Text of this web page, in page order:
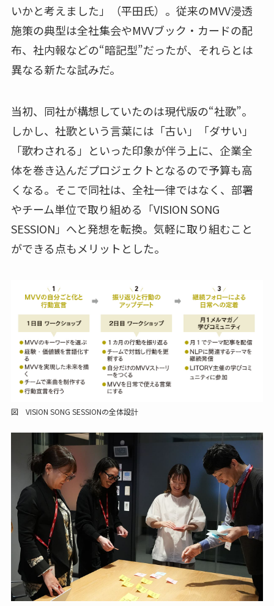
いかと考えました」（平田氏）。従来のMVV浸透
施策の典型は全社集会やMVVブック・カードの配
布、社内報などの“暗記型”だったが、それらとは
異なる新たな試みだ。
当初、同社が構想していたのは現代版の“社歌”。
しかし、社歌という言葉には「古い」「ダサい」
「歌わされる」といった印象が伴う上に、企業全
体を巻き込んだプロジェクトとなるので予算も高
くなる。そこで同社は、全社一律ではなく、部署
やチーム単位で取り組める「VISION SONG
SESSION」へと発想を転換。気軽に取り組むこと
ができる点もメリットとした。
図 VISION SONG SESSIONの全体設計